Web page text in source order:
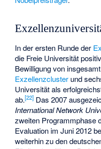
In der ersten Runde der
die Freie Universität
Bewilligung von
Exzellenzcluster und
Universität als
ab.[22] Das 2007
International Network
zweiten Programmphase
Evaluation im Juni 2012
weiterhin zu den